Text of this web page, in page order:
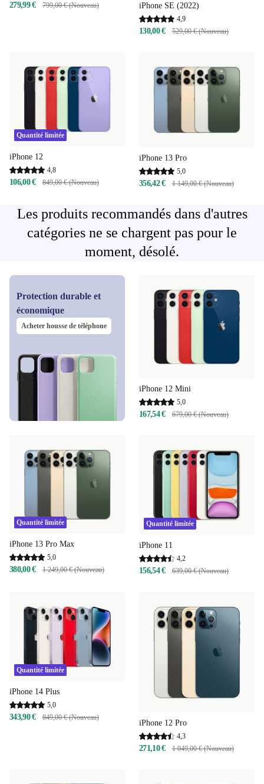
279,99 € 799,00 € (Nouveau) iPhone SE (2022)
4,9
130,00 € 529,00 € (Nouveau)
Quantité limitée
iPhone 12
4,8
106,00 € 849,00 € (Nouveau)
iPhone 13 Pro
5,0
356,42 € 1 149,00 € (Nouveau)
Les produits recommandés dans d'autres
catégories ne se chargent pas pour le
moment, désolé.
Protection durable et
économique
Acheter housse de téléphone
iPhone 12 Mini
5,0
167,54 € 679,00 € (Nouveau)
Quantité limitée
iPhone 13 Pro Max
5,0
380,00 € 1 249,00 € (Nouveau)
Quantité limitée
iPhone 11
4,2
156,54 € 639,00 € (Nouveau)
Quantité limitée
iPhone 14 Plus
5,0
343,90 € 849,00 € (Nouveau)
iPhone 12 Pro
4,3
271,10 € 1 049,00 € (Nouveau)